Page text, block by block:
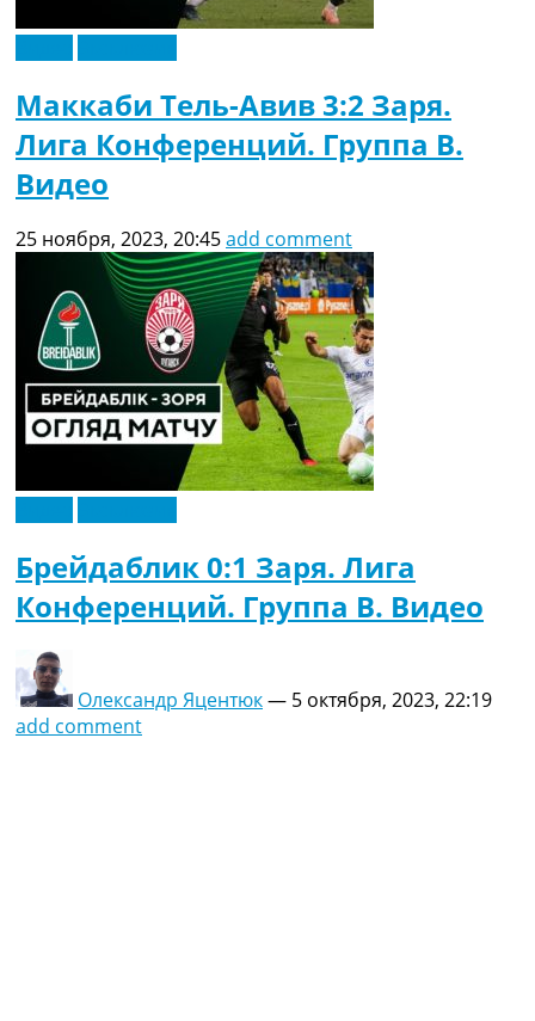
Маккаби Тель-Авив 3:2 Заря.
Лига Конференций. Группа B.
Видео
25 ноября, 2023, 20:45add comment
Брейдаблик 0:1 Заря. Лига
Конференций. Группа B. Видео
Олександр Яцентюк— 5 октября, 2023, 22:19
add comment